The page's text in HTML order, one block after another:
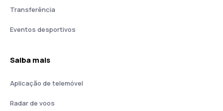
Transferência
Eventos desportivos
Saiba mais
Aplicação de telemóvel
Radar de voos